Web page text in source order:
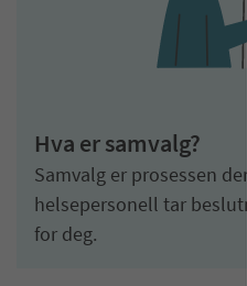
Hva er samvalg?
Samvalg er prosessen
helsepersonell tar
for deg.